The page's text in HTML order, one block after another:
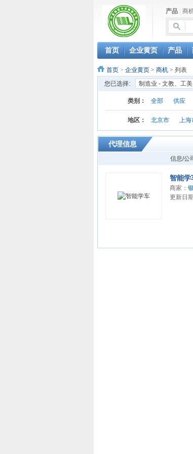
产品 商
首页 企业黄页 产品
首页 > 企业黄页 > 商机 > 列表
您已选择:
制造业 - 文教、工
类别： 全部 供应
地区： 北京市 上海
代理信息
信息/公
智能学
商家：
更新日